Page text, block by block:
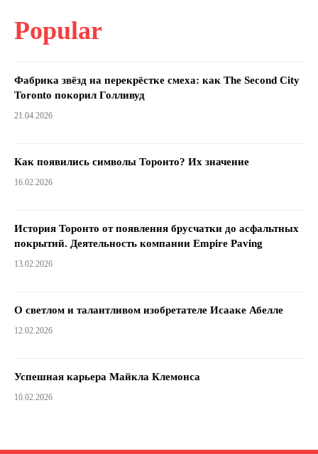
Popular
Фабрика звёзд на перекрёстке смеха: как The Second City
Toronto покорил Голливуд
21.04.2026
Как появились символы Торонто? Их значение
16.02.2026
История Торонто от появления брусчатки до асфальтных
покрытий. Деятельность компании Empire Paving
13.02.2026
О светлом и талантливом изобретателе Исааке Абелле
12.02.2026
Успешная карьера Майкла Клемонса
10.02.2026